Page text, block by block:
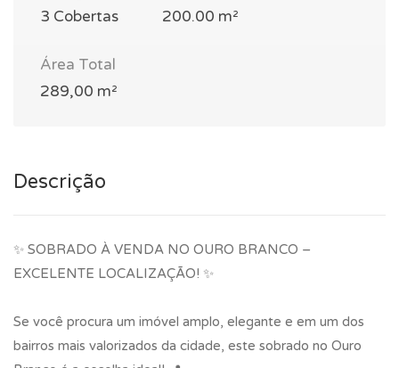
3 Cobertas
200.00 m²
Área Total
289,00 m²
Descrição
✨ SOBRADO À VENDA NO OURO BRANCO –
EXCELENTE LOCALIZAÇÃO! ✨
Se você procura um imóvel amplo, elegante e em um dos
bairros mais valorizados da cidade, este sobrado no Ouro